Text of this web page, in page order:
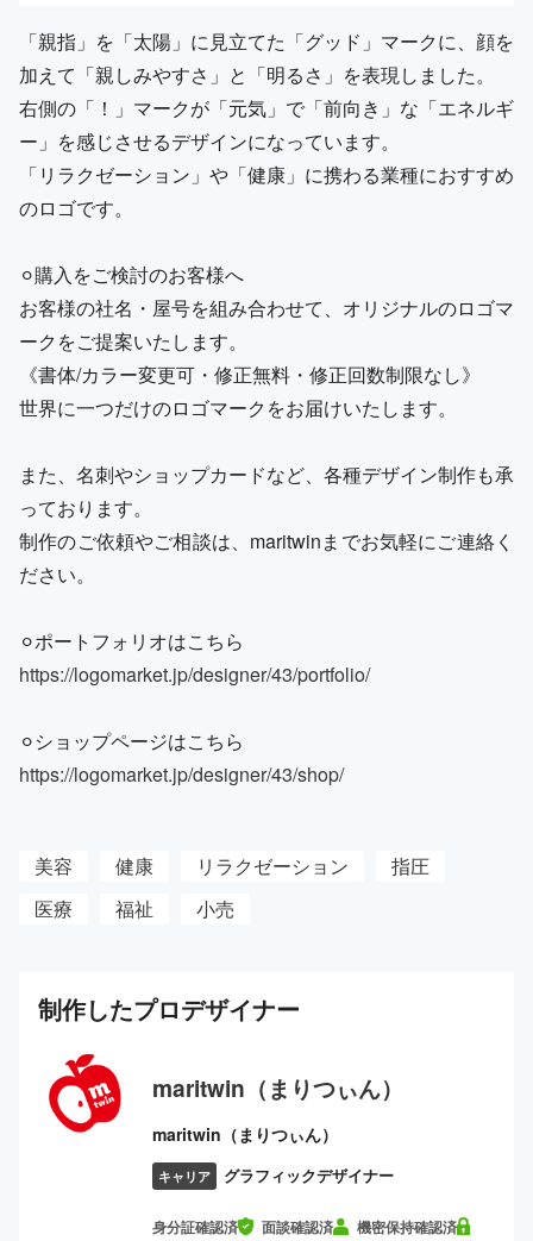
「親指」を「太陽」に見立てた「グッド」マークに、顔を
加えて「親しみやすさ」と「明るさ」を表現しました。
右側の「！」マークが「元気」で「前向き」な「エネルギ
ー」を感じさせるデザインになっています。
「リラクゼーション」や「健康」に携わる業種におすすめ
のロゴです。
⚪︎購入をご検討のお客様へ
お客様の社名・屋号を組み合わせて、オリジナルのロゴマ
ークをご提案いたします。
《書体/カラー変更可・修正無料・修正回数制限なし》
世界に一つだけのロゴマークをお届けいたします。
また、名刺やショップカードなど、各種デザイン制作も承
っております。
制作のご依頼やご相談は、maritwinまでお気軽にご連絡く
ださい。
⚪︎ポートフォリオはこちら
https://logomarket.jp/designer/43/portfolio/
⚪︎ショップページはこちら
https://logomarket.jp/designer/43/shop/
美容 健康 リラクゼーション
指圧
医療
福祉 小売
制作したプロデザイナー
maritwin（まりつぃん）
maritwin（まりつぃん）
キャリア グラフィックデザイナー
身分証確認済 面談確認済 機密保持確認済